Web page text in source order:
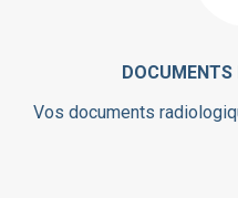
DOCUMENTS
Vos documents